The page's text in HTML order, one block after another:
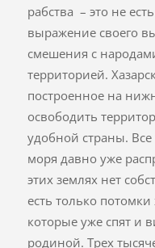
рабства – это не
выражение своего
смешения с
территорией.
построенное на
освободить
удобной страны.
моря давно уже
этих землях нет
есть только
которые уже спят и
родиной. Трех